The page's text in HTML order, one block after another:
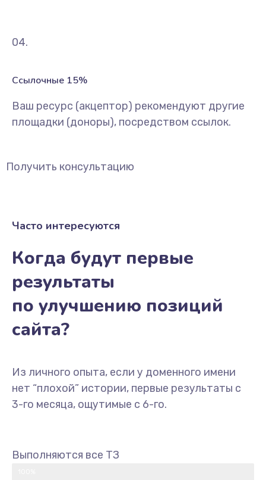
04.
Ссылочные 15%
Ваш ресурс (акцептор) рекомендуют другие
площадки (доноры), посредством ссылок.
Получить консультацию
Часто интересуются
Когда будут первые
результаты
по улучшению позиций
сайта?
Из личного опыта, если у доменного имени
нет “плохой” истории, первые результаты с
3-го месяца, ощутимые с 6-го.
Выполняются все ТЗ